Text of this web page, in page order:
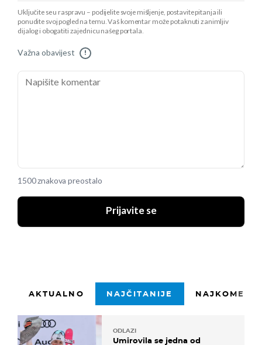
Uključite se u raspravu – podijelite svoje mišljenje, postavite pitanja ili
ponudite svoj pogled na temu. Vaš komentar može potaknuti zanimljiv
dijalog i obogatiti zajednicu našeg portala.
Važna obavijest !
1500 znakova preostalo
Prijavite se
AKTUALNO NAJČITANIJE
ODLAZI
Umirovila se jedna od